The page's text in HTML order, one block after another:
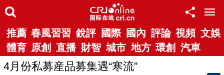
推薦 春風習習 銳評 國際 國內 評論 視頻 文娛
體育 原創 直播 財智 城市 地方 環創 汽車
4月份私募産品募集遇“寒流”